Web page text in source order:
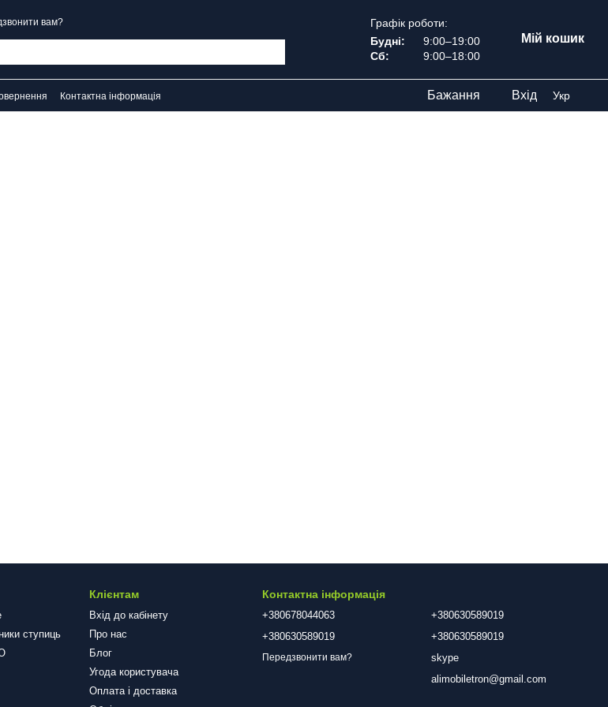
вам?
Графік роботи:
Будні:
9:00–19:00
Сб:
9:00–18:00
Мій кошик
Контактна інформація Бажання Вхід Укр
ступиць
Клієнтам
Вхід до кабінету
Про нас
Блог
Угода користувача
Оплата і доставка
Контактна інформація
+380678044063
+380630589019
Передзвонити вам?
+380630589019
+380630589019
skype
alimobiletron@gmail.com